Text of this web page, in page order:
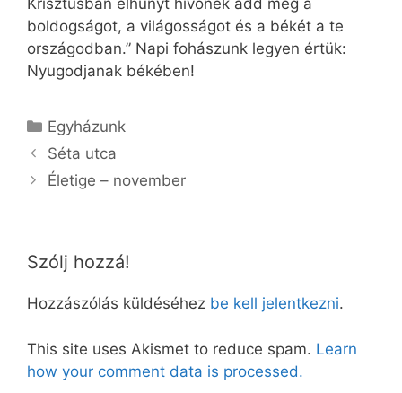
Krisztusban elhunyt hívőnek add meg a
boldogságot, a világosságot és a békét a te
országodban.” Napi fohászunk legyen értük:
Nyugodjanak békében!
Kategória
Egyházunk
Séta utca
Életige – november
Szólj hozzá!
Hozzászólás küldéséhez be kell jelentkezni.
This site uses Akismet to reduce spam. Learn
how your comment data is processed.